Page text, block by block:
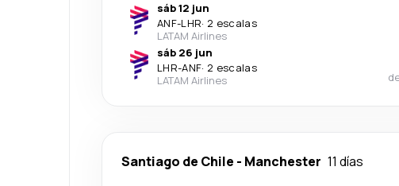
sáb 12 jun
ANF-LHR· 2 escalas
LATAM Airlines
sáb 26 jun
LHR-ANF· 2 escalas
LATAM Airlines
Santiago de Chile - Manchester 11 días